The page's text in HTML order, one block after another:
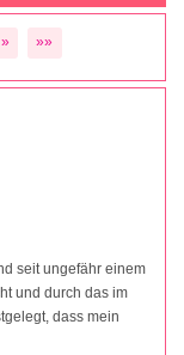
» »»
seit ungefähr einem
und durch das im
dass mein